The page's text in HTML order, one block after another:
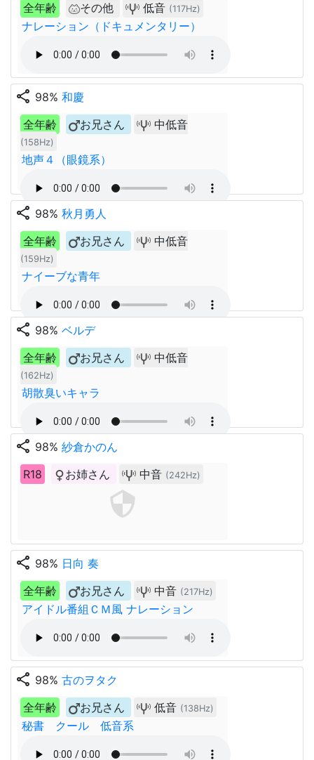
全年齢
その他 低音 (117Hz)
ナレーション（ドキュメンタリー）
share 98% 和慶
全年齢
お兄さん 中低音
(158Hz)
地声４（眼鏡系）
share 98% 秋月勇人
全年齢
お兄さん 中低音
(159Hz)
ナイーブな青年
share 98% ベルデ
全年齢
お兄さん 中低音
(162Hz)
胡散臭いキャラ
share 98% 紗倉かのん
R18
お姉さん 中音 (242Hz)
share 98% 日向 奏
全年齢
お兄さん 中音 (217Hz)
アイドル番組ＣＭ風 ナレーション
share 98% 古のヲタク
全年齢
お兄さん 低音 (138Hz)
秘書 クール 低音系